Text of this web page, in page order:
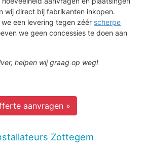
wij direct bij fabrikanten inkopen.
een levering tegen zéér scherpe
we geen concessies te doen aan
helpen wij graag op weg!
aanvragen »
Zottegem